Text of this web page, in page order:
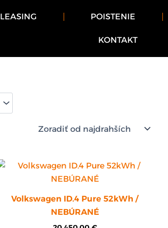
LEASING POISTENIE
KONTAKT
Volkswagen ID.4 Pure 52kWh /
NEBÚRANÉ